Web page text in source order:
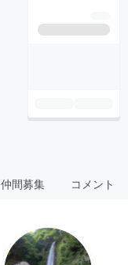
仲間募集 コメント